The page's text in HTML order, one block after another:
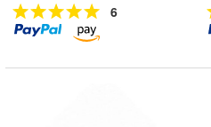
6